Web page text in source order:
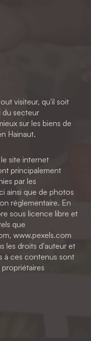
visiteur, qu'il soit
du secteur
sur les biens de
Hainaut.
site internet
principalement
par les
ainsi que de photos
réglementaire. En
sous licence libre et
que
www.pexels.com
les droits d'auteur et
à ces contenus sont